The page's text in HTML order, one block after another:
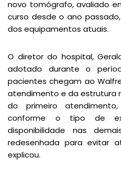
novo tomógrafo, avaliado
curso desde o ano
dos equipamentos atuais.
O diretor do hospital,
adotado durante o
pacientes chegam ao
atendimento e da estrutura
do primeiro
conforme o tipo de
disponibilidade nas
redesenhada para evitar
explicou.